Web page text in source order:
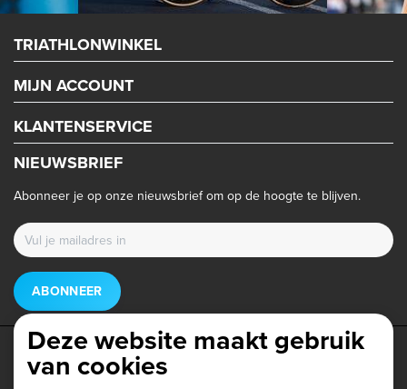
TRIATHLONWINKEL
MIJN ACCOUNT
KLANTENSERVICE
NIEUWSBRIEF
Abonneer je op onze nieuwsbrief om op de hoogte te blijven.
ABONNEER
Deze website maakt gebruik
van cookies